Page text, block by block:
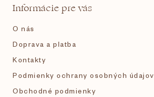
Informácie pre vás
O nás
Doprava a platba
Kontakty
Podmienky ochrany osobných údajov
Obchodné podmienky